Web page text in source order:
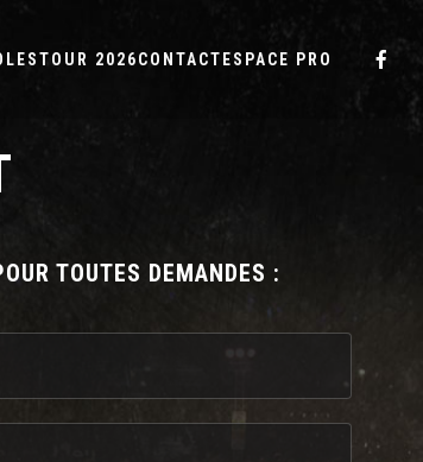
TOUR 2026CONTACT ESPACE PRO
TOUTES DEMANDES :